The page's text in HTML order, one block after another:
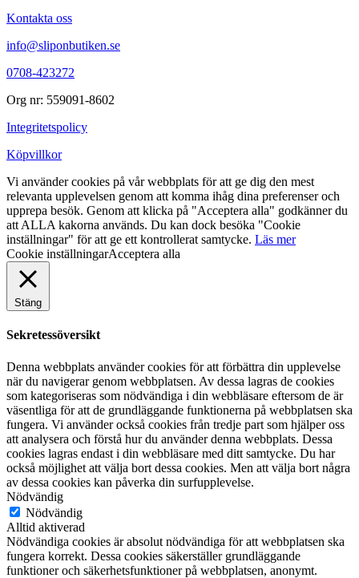
Kontakta oss
info@sliponbutiken.se
0708-423272
Org nr: 559091-8602
Integritetspolicy
Köpvillkor
Vi använder cookies på vår webbplats för att ge dig den mest
relevanta upplevelsen genom att komma ihåg dina preferenser och
upprepa besök. Genom att klicka på "Acceptera alla" godkänner du
att ALLA kakorna används. Du kan dock besöka "Cookie
inställningar" för att ge ett kontrollerat samtycke. Läs mer
Cookie inställningarAcceptera alla
Stäng
Sekretessöversikt
Denna webbplats använder cookies för att förbättra din upplevelse
när du navigerar genom webbplatsen. Av dessa lagras de cookies
som kategoriseras som nödvändiga i din webbläsare eftersom de är
väsentliga för att de grundläggande funktionerna på webbplatsen ska
fungera. Vi använder också cookies från tredje part som hjälper oss
att analysera och förstå hur du använder denna webbplats. Dessa
cookies lagras endast i din webbläsare med ditt samtycke. Du har
också möjlighet att välja bort dessa cookies. Men att välja bort några
av dessa cookies kan påverka din surfupplevelse.
Nödvändig
Nödvändig
Alltid aktiverad
Nödvändiga cookies är absolut nödvändiga för att webbplatsen ska
fungera korrekt. Dessa cookies säkerställer grundläggande
funktioner och säkerhetsfunktioner på webbplatsen, anonymt.